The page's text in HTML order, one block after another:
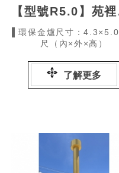
【
▌環保金爐尺寸：
尺（內×外×高）
了解更多